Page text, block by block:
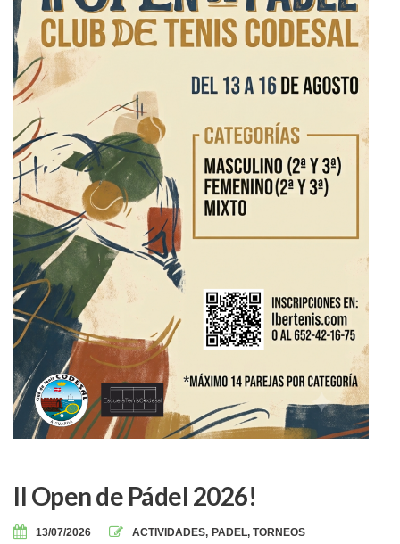
II Open de Pádel 2026!
13/07/2026 ACTIVIDADES, PADEL, TORNEOS